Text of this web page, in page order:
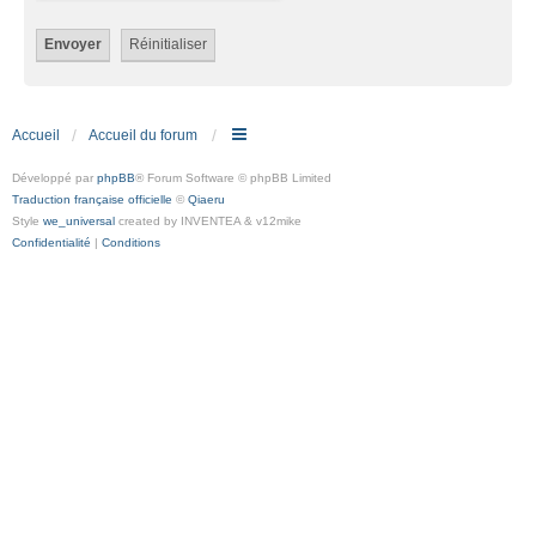
Accueil Accueil du forum
Développé par phpBB® Forum Software © phpBB Limited
Traduction française officielle © Qiaeru
Style we_universal created by INVENTEA & v12mike
Confidentialité | Conditions